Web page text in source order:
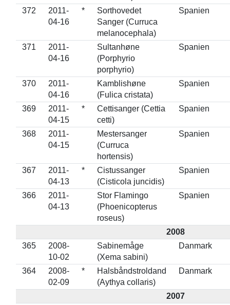
372
2011-
04-16
*
Sorthovedet
Sanger (Curruca
melanocephala)
Spanien
371
2011-
04-16
Sultanhøne
(Porphyrio
porphyrio)
Spanien
370
2011-
04-16
Kamblishøne
(Fulica cristata)
Spanien
369
2011-
04-15
*
Cettisanger (Cettia
cetti)
Spanien
368
2011-
04-15
Mestersanger
(Curruca
hortensis)
Spanien
367
2011-
04-13
*
Cistussanger
(Cisticola juncidis)
Spanien
366
2011-
04-13
Stor Flamingo
(Phoenicopterus
roseus)
Spanien
2008
365
2008-
10-02
Sabinemåge
(Xema sabini)
Danmark
364
2008-
02-09
*
Halsbåndstroldand
(Aythya collaris)
Danmark
2007